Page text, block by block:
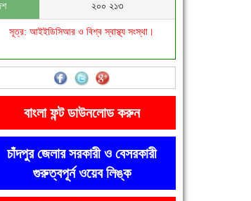
২০০ ২১৩
সূত্র: আইইডিসিআর ও বিশ্ব স্বাস্থ্য সংস্থা।
বাংলা ফন্ট ডাউনলোড করুন
চাঁদপুর জেলার সরকারী ও বেসরকারী
গুরুত্বপূর্ন ওয়েব লিঙ্ক